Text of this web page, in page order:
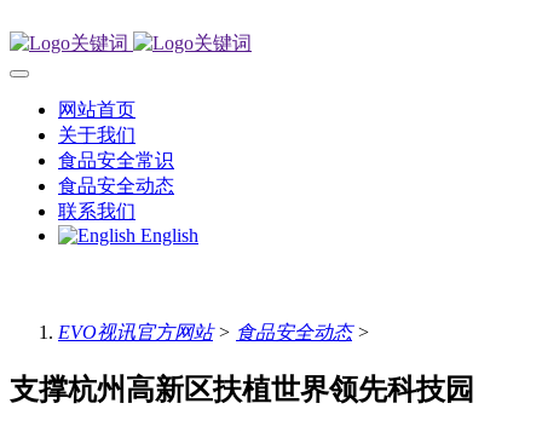
网站首页
关于我们
食品安全常识
食品安全动态
联系我们
English
EVO视讯官方网站> 食品安全动态>
支撑杭州高新区扶植世界领先科技园